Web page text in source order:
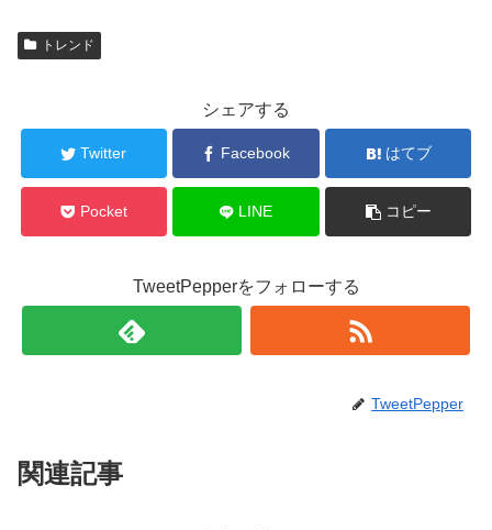
トレンド
シェアする
Twitter Facebook はてブ
Pocket LINE コピー
TweetPepperをフォローする
TweetPepper
関連記事